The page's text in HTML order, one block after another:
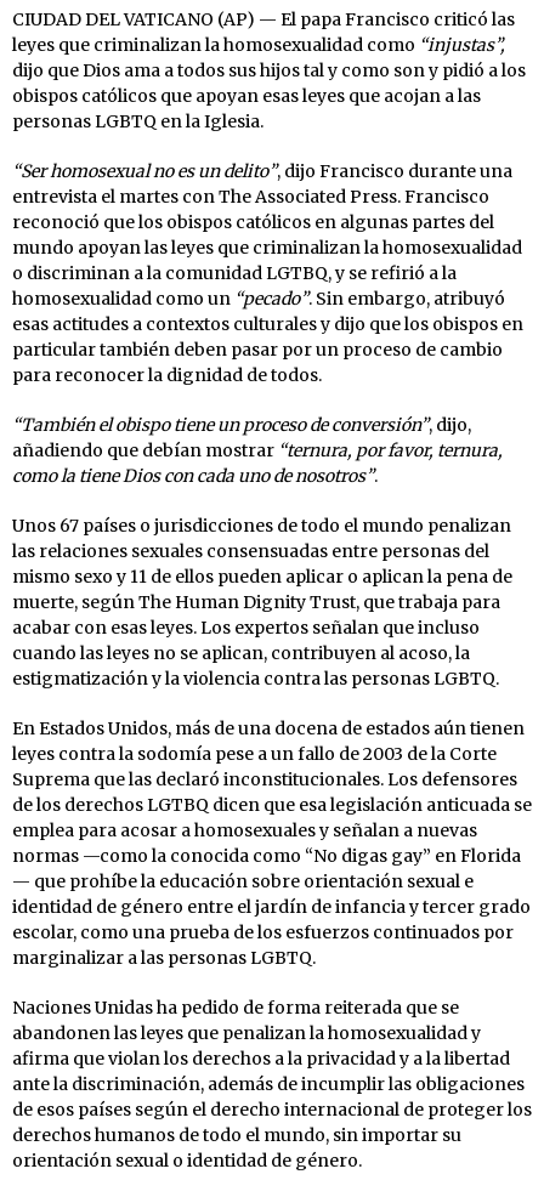
CIUDAD DEL VATICANO (AP) — El papa Francisco criticó las
leyes que criminalizan la homosexualidad como “injustas”,
dijo que Dios ama a todos sus hijos tal y como son y pidió a los
obispos católicos que apoyan esas leyes que acojan a las
personas LGBTQ en la Iglesia.
“Ser homosexual no es un delito”, dijo Francisco durante una
entrevista el martes con The Associated Press. Francisco
reconoció que los obispos católicos en algunas partes del
mundo apoyan las leyes que criminalizan la homosexualidad
o discriminan a la comunidad LGTBQ, y se refirió a la
homosexualidad como un “pecado”. Sin embargo, atribuyó
esas actitudes a contextos culturales y dijo que los obispos en
particular también deben pasar por un proceso de cambio
para reconocer la dignidad de todos.
“También el obispo tiene un proceso de conversión”, dijo,
añadiendo que debían mostrar “ternura, por favor, ternura,
como la tiene Dios con cada uno de nosotros”.
Unos 67 países o jurisdicciones de todo el mundo penalizan
las relaciones sexuales consensuadas entre personas del
mismo sexo y 11 de ellos pueden aplicar o aplican la pena de
muerte, según The Human Dignity Trust, que trabaja para
acabar con esas leyes. Los expertos señalan que incluso
cuando las leyes no se aplican, contribuyen al acoso, la
estigmatización y la violencia contra las personas LGBTQ.
En Estados Unidos, más de una docena de estados aún tienen
leyes contra la sodomía pese a un fallo de 2003 de la Corte
Suprema que las declaró inconstitucionales. Los defensores
de los derechos LGTBQ dicen que esa legislación anticuada se
emplea para acosar a homosexuales y señalan a nuevas
normas —como la conocida como “No digas gay” en Florida
— que prohíbe la educación sobre orientación sexual e
identidad de género entre el jardín de infancia y tercer grado
escolar, como una prueba de los esfuerzos continuados por
marginalizar a las personas LGBTQ.
Naciones Unidas ha pedido de forma reiterada que se
abandonen las leyes que penalizan la homosexualidad y
afirma que violan los derechos a la privacidad y a la libertad
ante la discriminación, además de incumplir las obligaciones
de esos países según el derecho internacional de proteger los
derechos humanos de todo el mundo, sin importar su
orientación sexual o identidad de género.